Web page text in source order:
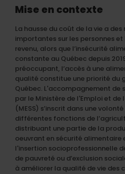
Mise en contexte
La hausse du coût de la vie a des
importantes sur les personnes
revenu, alors que l’insécurité
constante au Québec depuis
préoccupant, l’accès à une
qualité constitue une priorité du
Québec. L'accompagnement de
par le Ministère de l'Emploi et de
(MESS) s’inscrit dans une
différentes fonctions de
distribuant une partie de la
oeuvrant en sécurité alimentaire
l'insertion socioprofessionnelle
de pauvreté ou d’exclusion
à améliorer la qualité de vie des